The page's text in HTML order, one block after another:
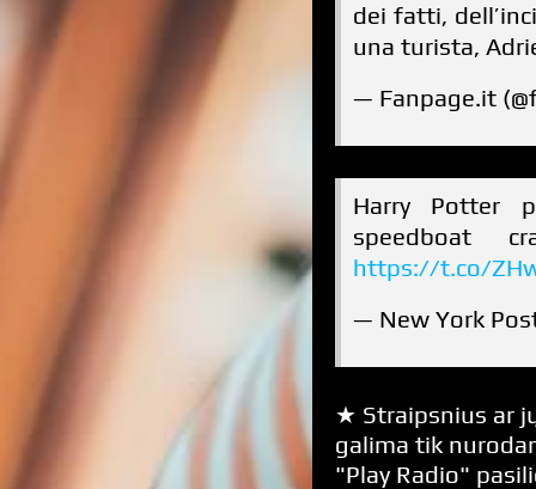
dei fatti,
una turista,
— Fanpage.it
Harry Potter
speedboat
https://t.co/
— New York
★ Straipsnius ar
galima tik
"Play Radio"